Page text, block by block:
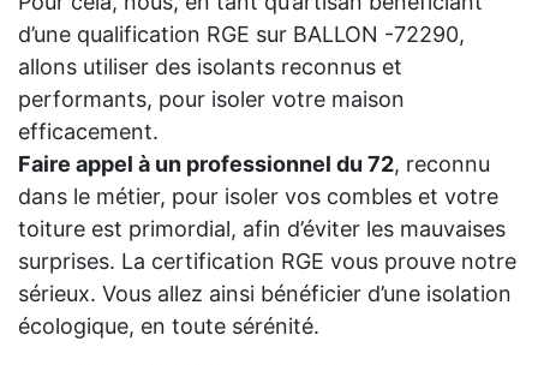
d’une qualification RGE sur BALLON -72290,
allons utiliser des isolants reconnus et
performants, pour isoler votre maison
efficacement.
Faire appel à un professionnel du 72, reconnu
dans le métier, pour isoler vos combles et votre
toiture est primordial, afin d’éviter les mauvaises
surprises. La certification RGE vous prouve notre
sérieux. Vous allez ainsi bénéficier d’une isolation
écologique, en toute sérénité.